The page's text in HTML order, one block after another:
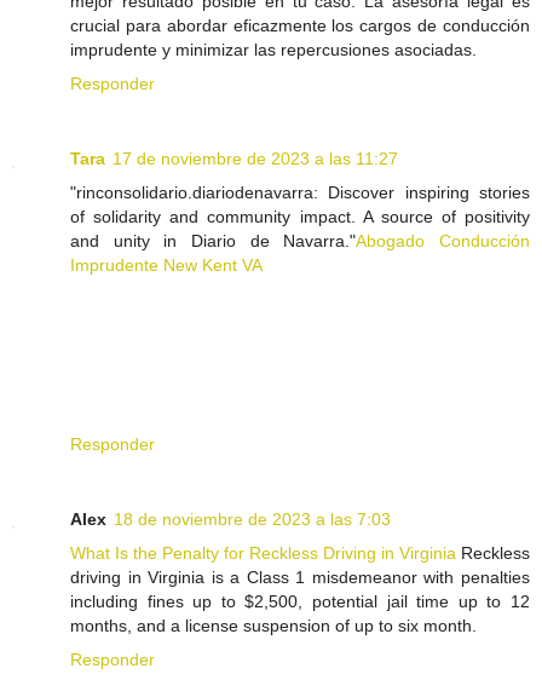
crucial para abordar eficazmente los cargos de conducción
imprudente y minimizar las repercusiones asociadas.
Responder
Tara 17 de noviembre de 2023 a las 11:27
"rinconsolidario.diariodenavarra: Discover inspiring stories
of solidarity and community impact. A source of positivity
and unity in Diario de Navarra."Abogado Conducción
Imprudente New Kent VA
Responder
Alex 18 de noviembre de 2023 a las 7:03
What Is the Penalty for Reckless Driving in Virginia Reckless
driving in Virginia is a Class 1 misdemeanor with penalties
including fines up to $2,500, potential jail time up to 12
months, and a license suspension of up to six month.
Responder